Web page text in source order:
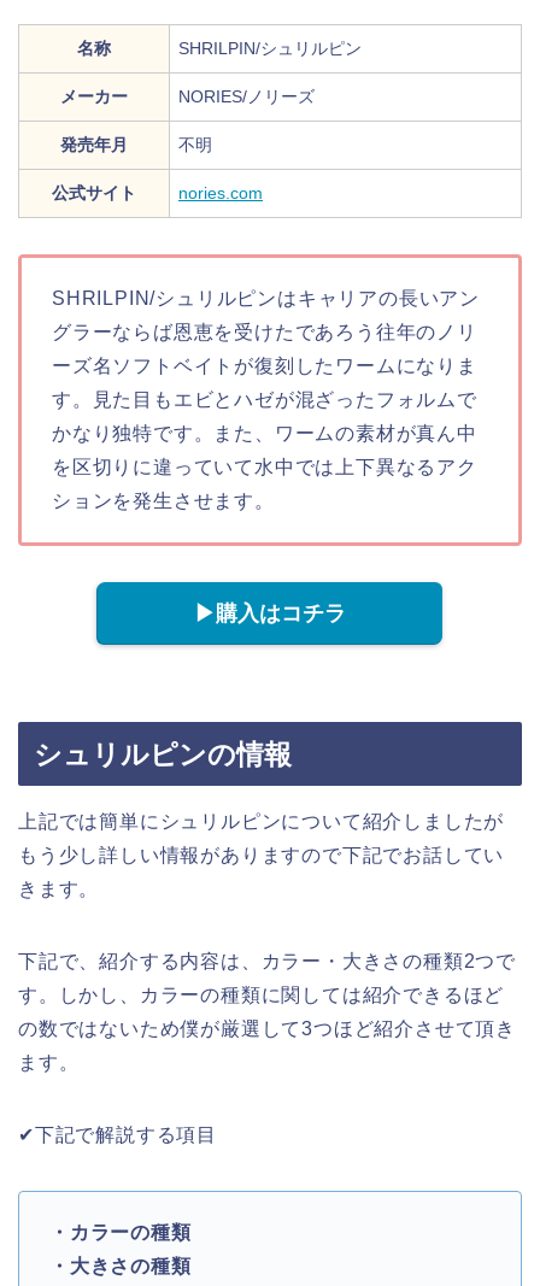
名称 SHRILPIN/シュリルピン
メーカー NORIES/ノリーズ
発売年月 不明
公式サイト nories.com
SHRILPIN/シュリルピンはキャリアの長いアン
グラーならば恩恵を受けたであろう往年のノリ
ーズ名ソフトベイトが復刻したワームになりま
す。見た目もエビとハゼが混ざったフォルムで
かなり独特です。また、ワームの素材が真ん中
を区切りに違っていて水中では上下異なるアク
ションを発生させます。
▶︎購入はコチラ
シュリルピンの情報
上記では簡単にシュリルピンについて紹介しましたが
もう少し詳しい情報がありますので下記でお話してい
きます。
下記で、紹介する内容は、カラー・大きさの種類2つで
す。しかし、カラーの種類に関しては紹介できるほど
の数ではないため僕が厳選して3つほど紹介させて頂き
ます。
✔︎下記で解説する項目
・カラーの種類
・大きさの種類